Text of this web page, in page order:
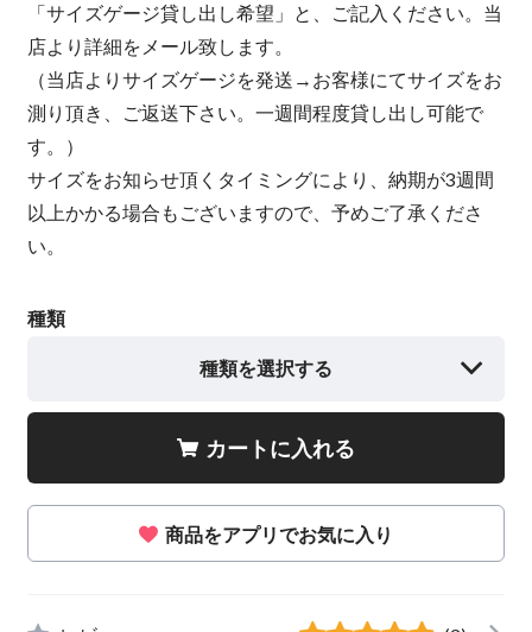
「サイズゲージ貸し出し希望」と、ご記入ください。当
店より詳細をメール致します。
（当店よりサイズゲージを発送→お客様にてサイズをお
測り頂き、ご返送下さい。一週間程度貸し出し可能で
す。）
サイズをお知らせ頂くタイミングにより、納期が3週間
以上かかる場合もございますので、予めご了承くださ
い。
種類
種類を選択する
カートに入れる
商品をアプリでお気に入り